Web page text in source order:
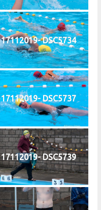
17112019- DSC5734
17112019- DSC5737
17112019- DSC5739